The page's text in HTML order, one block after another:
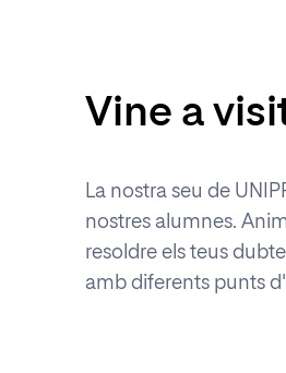
Vine a
La nostra seu de
nostres alumnes.
resoldre els teus
amb diferents punts